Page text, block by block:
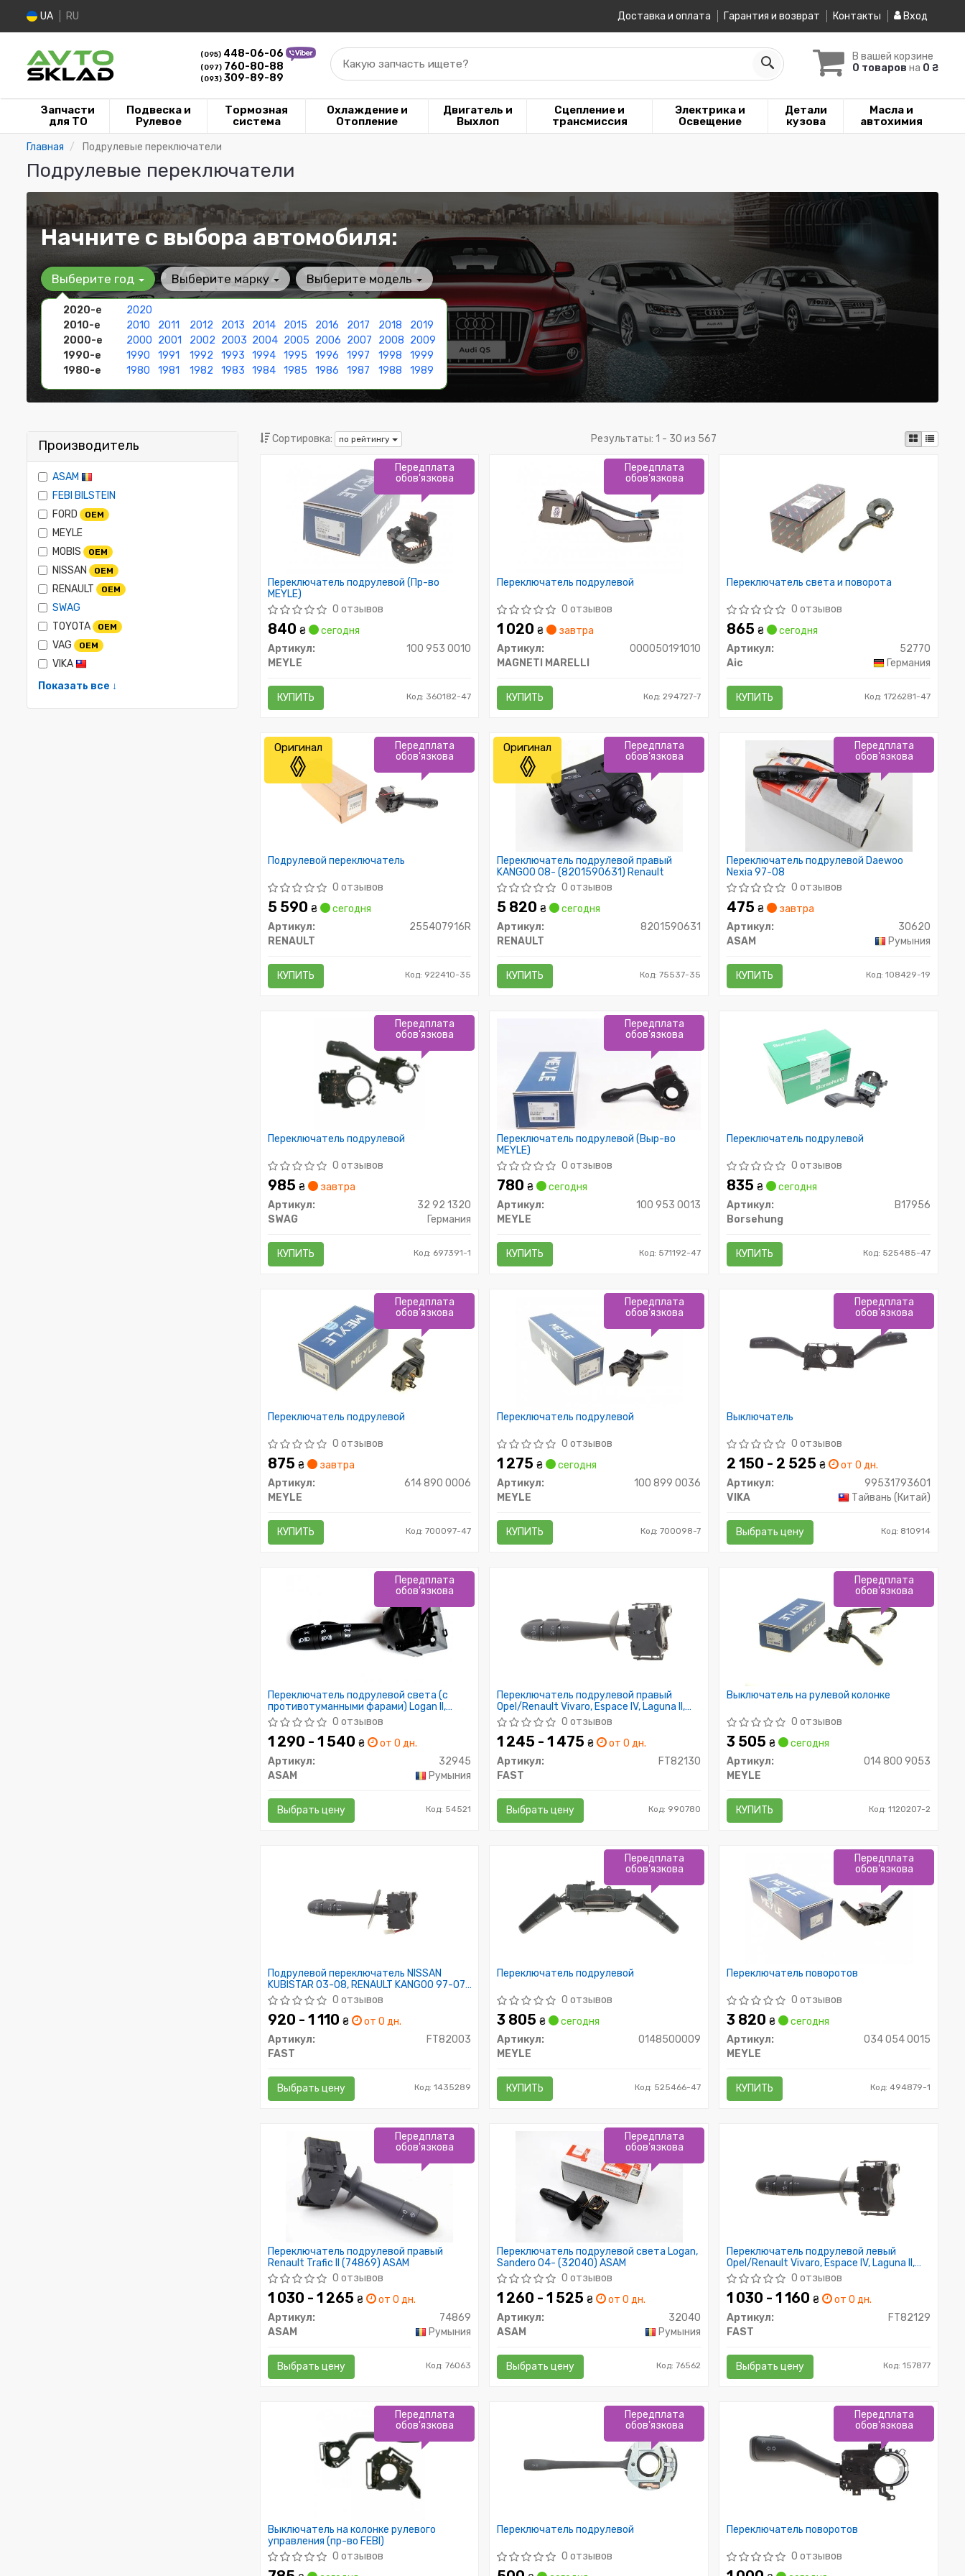
UA RU Доставка и оплата Гарантия и возврат Контакты Вход
(095) 448-06-06
(097) 760-80-88
(093) 309-89-89
В вашей корзине
0 товаров на 0 ₴
Какую запчасть ищете?
Запчасти
для ТО
Подвеска и
Рулевое
Тормозная
система
Охлаждение и
Отопление
Двигатель и
Выхлоп
Сцепление и
трансмиссия
Электрика и
Освещение
Детали
кузова
Масла и
автохимия
Главная Подрулевые переключатели
Подрулевые переключатели
Начните с выбора автомобиля:
Выберите год
2020-е
2020
2010-е
2010 2011 2012 2013 2014 2015 2016 2017 2018
2019
2000-е
2000 2001 2002 2003 2004 2005 2006 2007 2008 2009
1990-е
1990 1991 1992 1993 1994 1995 1996 1997 1998
1999
1980-е
1980 1981 1982 1983 1984 1985 1986 1987 1988 1989
Выберите марку Выберите модель
Производитель
ASAM
FEBI BILSTEIN
FORD
OEM
MEYLE
MOBIS
OEM
NISSAN OEM
RENAULT OEM
SWAG
TOYOTA
OEM
VAG OEM
VIKA
Показать все ↓
Сортировка: по рейтингу Результаты: 1 - 30 из 567
Переключатель подрулевой (Пр-во
MEYLE)
0 отзывов
840 ₴
сегодня
Артикул:
100 953 0010
MEYLE
КУПИТЬ Код: 360182-47
Передплата
обов'язкова
Переключатель подрулевой
0 отзывов
1 020₴
завтра
Артикул:
000050191010
MAGNETI MARELLI
КУПИТЬ Код: 294727-7
Передплата
обов'язкова
Переключатель света и поворота
0 отзывов
865₴
сегодня
Артикул:
52770
Aic
Германия
КУПИТЬ Код: 1726281-47
Подрулевой переключатель
0 отзывов
5 590 ₴
сегодня
Артикул:
255407916R
RENAULT
КУПИТЬ Код: 922410-35
Передплата
обов'язкова
Оригинал
Переключатель подрулевой правый
KANGOO 08- (8201590631) Renault
0 отзывов
5 820₴
сегодня
Артикул:
8201590631
RENAULT
КУПИТЬ Код: 75537-35
Передплата
обов'язкова
Оригинал
Переключатель подрулевой Daewoo
Nexia 97-08
0 отзывов
475₴
завтра
Артикул:
30620
ASAM
Румыния
КУПИТЬ Код: 108429-19
Передплата
обов'язкова
Переключатель подрулевой
0 отзывов
985 ₴
завтра
Артикул:
32 92 1320
SWAG
Германия
КУПИТЬ Код: 697391-1
Передплата
обов'язкова
Переключатель подрулевой (Выр-во
MEYLE)
0 отзывов
780₴
сегодня
Артикул:
100 953 0013
MEYLE
КУПИТЬ Код: 571192-47
Передплата
обов'язкова
Переключатель подрулевой
0 отзывов
835₴
сегодня
Артикул:
B17956
Borsehung
КУПИТЬ Код: 525485-47
Переключатель подрулевой
0 отзывов
875 ₴
завтра
Артикул:
614 890 0006
MEYLE
КУПИТЬ Код: 700097-47
Передплата
обов'язкова
Переключатель подрулевой
0 отзывов
1 275₴
сегодня
Артикул:
100 899 0036
MEYLE
КУПИТЬ Код: 700098-7
Передплата
обов'язкова
Выключатель
0 отзывов
2 150 - 2 525₴
от 0 дн.
Артикул:
99531793601
VIKA
Тайвань (Китай)
Выбрать цену Код: 810914
Передплата
обов'язкова
Переключатель подрулевой света (с
противотуманными фарами) Logan II,
Sandero II (32945) ASAM
0 отзывов
1 290 - 1 540 ₴
от 0 дн.
Артикул:
32945
ASAM
Румыния
Выбрать цену Код: 54521
Передплата
обов'язкова
Переключатель подрулевой правый
Opel/Renault Vivaro, Espace IV, Laguna II,
Trafic II
0 отзывов
1 245 - 1 475₴
от 0 дн.
Артикул:
FT82130
FAST
Выбрать цену Код: 990780
Выключатель на рулевой колонке
0 отзывов
3 505₴
сегодня
Артикул:
014 800 9053
MEYLE
КУПИТЬ Код: 1120207-2
Передплата
обов'язкова
Подрулевой переключатель NISSAN
KUBISTAR 03-08, RENAULT KANGOO 97-07,
MEGANE I 96-030 отзывов
920 - 1 110 ₴
от 0 дн.
Артикул:
FT82003
FAST
Выбрать цену Код: 1435289
Переключатель подрулевой
0 отзывов
3 805₴
сегодня
Артикул:
0148500009
MEYLE
КУПИТЬ Код: 525466-47
Передплата
обов'язкова
Переключатель поворотов
0 отзывов
3 820₴
сегодня
Артикул:
034 054 0015
MEYLE
КУПИТЬ Код: 494879-1
Передплата
обов'язкова
Переключатель подрулевой правый
Renault Trafic II (74869) ASAM
0 отзывов
1 030 - 1 265 ₴
от 0 дн.
Артикул:
74869
ASAM
Румыния
Выбрать цену Код: 76063
Передплата
обов'язкова
Переключатель подрулевой света Logan,
Sandero 04- (32040) ASAM
0 отзывов
1 260 - 1 525₴
от 0 дн.
Артикул:
32040
ASAM
Румыния
Выбрать цену Код: 76562
Передплата
обов'язкова
Переключатель подрулевой левый
Opel/Renault Vivaro, Espace IV, Laguna II,
Trafic II
0 отзывов
1 030 - 1 160₴
от 0 дн.
Артикул:
FT82129
FAST
Выбрать цену Код: 157877
Выключатель на колонке рулевого
управления (пр-во FEBI)
0 отзывов
Передплата
обов'язкова
Переключатель подрулевой
0 отзывов
Передплата
обов'язкова
Переключатель поворотов
0 отзывов
Передплата
обов'язкова